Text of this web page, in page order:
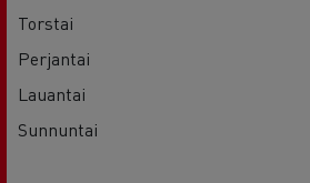
Torstai
Perjantai
Lauantai
Sunnuntai